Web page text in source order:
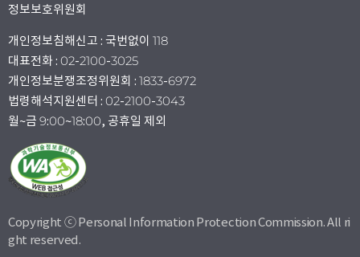
정보보호위원회
개인정보침해신고 : 국번없이 118
대표전화 : 02-2100-3025
개인정보분쟁조정위원회 : 1833-6972
법령해석지원센터 : 02-2100-3043
월~금 9:00~18:00, 공휴일 제외
Copyright ⓒ Personal Information Protection Commission. All ri
ght reserved.